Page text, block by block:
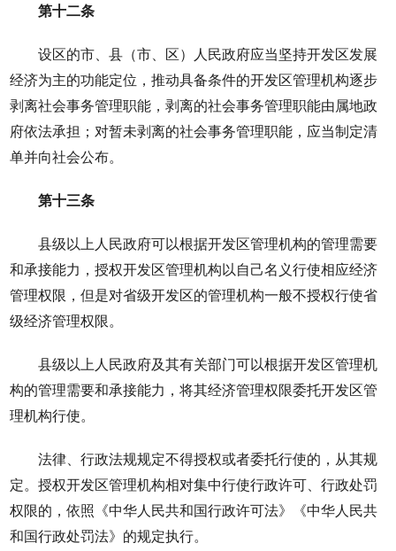
第十二条
设区的市、县（市、区）人民政府应当坚持开发区发展
经济为主的功能定位，推动具备条件的开发区管理机构逐步
剥离社会事务管理职能，剥离的社会事务管理职能由属地政
府依法承担；对暂未剥离的社会事务管理职能，应当制定清
单并向社会公布。
第十三条
县级以上人民政府可以根据开发区管理机构的管理需要
和承接能力，授权开发区管理机构以自己名义行使相应经济
管理权限，但是对省级开发区的管理机构一般不授权行使省
级经济管理权限。
县级以上人民政府及其有关部门可以根据开发区管理机
构的管理需要和承接能力，将其经济管理权限委托开发区管
理机构行使。
法律、行政法规规定不得授权或者委托行使的，从其规
定。授权开发区管理机构相对集中行使行政许可、行政处罚
权限的，依照《中华人民共和国行政许可法》《中华人民共
和国行政处罚法》的规定执行。